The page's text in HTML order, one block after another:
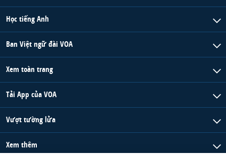
Học tiếng Anh
Ban Việt ngữ đài VOA
Xem toàn trang
Tải App của VOA
Vượt tường lửa
Xem thêm